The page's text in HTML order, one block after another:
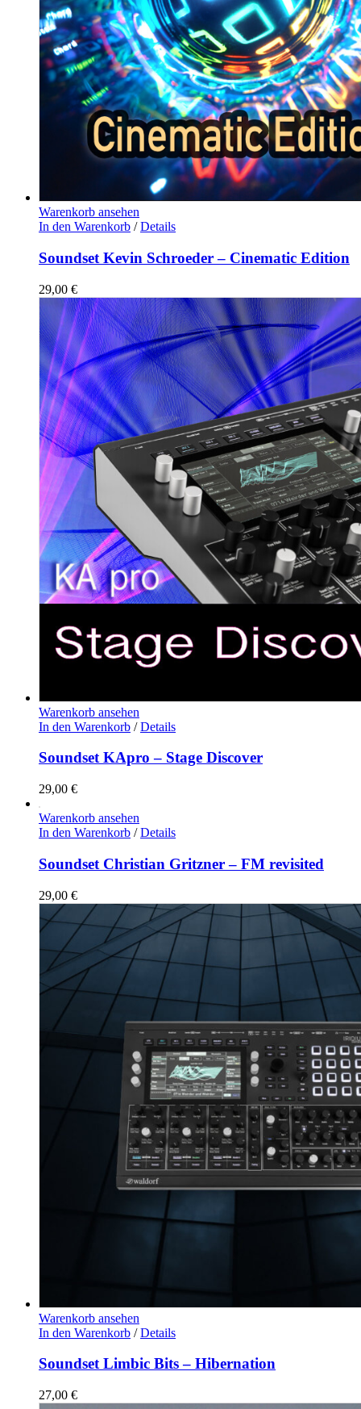
Warenkorb ansehen
In den Warenkorb / Details
Soundset Kevin Schroeder – Cinematic Edition
29,00 €
Warenkorb ansehen
In den Warenkorb / Details
Soundset KApro – Stage Discover
29,00 €
Warenkorb ansehen
In den Warenkorb / Details
Soundset Christian Gritzner – FM revisited
29,00 €
Warenkorb ansehen
In den Warenkorb / Details
Soundset Limbic Bits – Hibernation
27,00 €